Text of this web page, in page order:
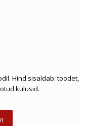
Hind sisaldab: toodet,
kulusid.